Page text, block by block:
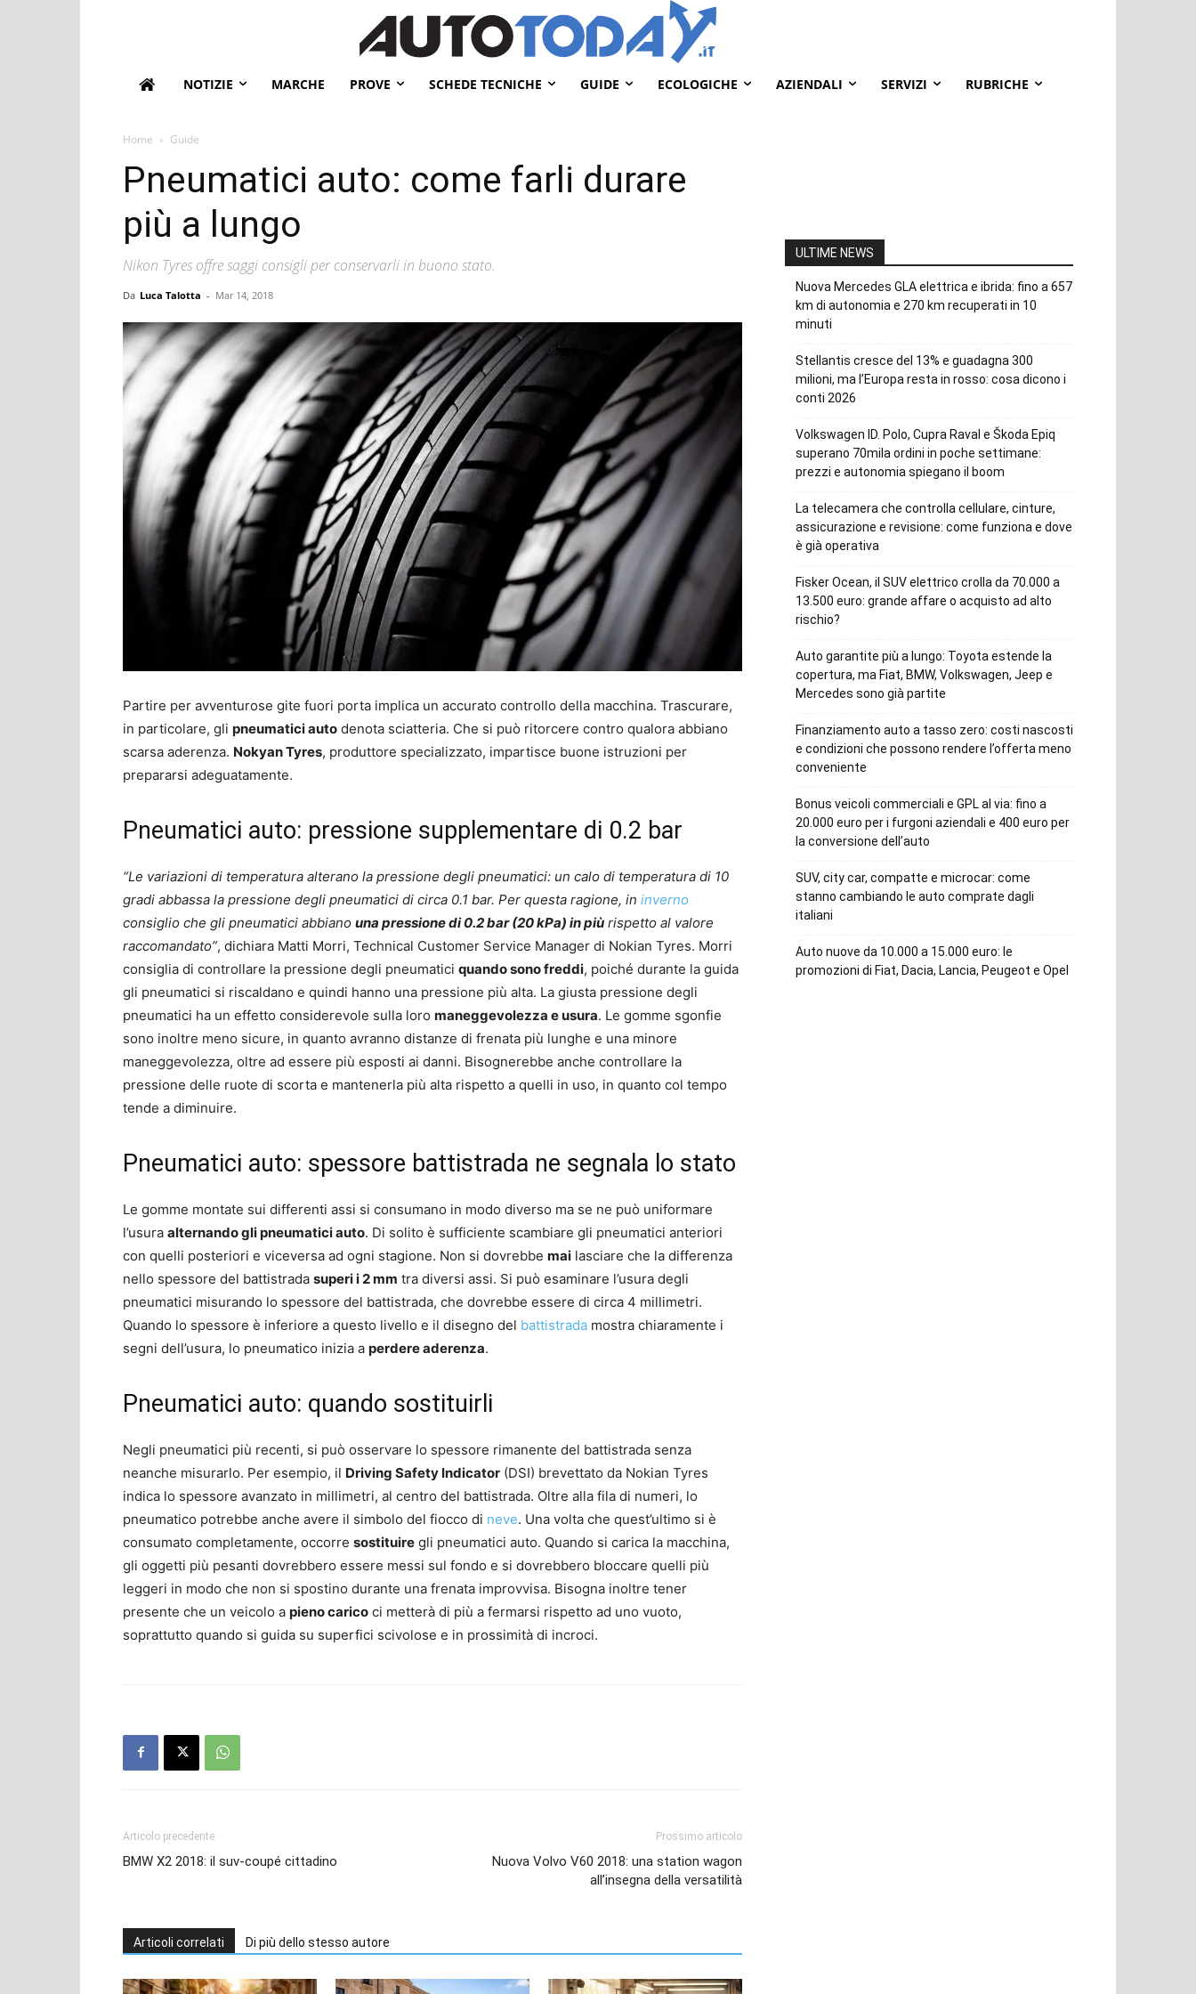
NOTIZIE MARCHE PROVE SCHEDE TECNICHE GUIDE ECOLOGICHE AZIENDALI SERVIZI RUBRICHE
Home Guide
Pneumatici auto: come farli durare
più a lungo
Nikon Tyres offre saggi consigli per conservarli in buono stato.
Da Luca Talotta - Mar 14, 2018
Partire per avventurose gite fuori porta implica un accurato controllo della macchina. Trascurare,
in particolare, gli pneumatici auto denota sciatteria. Che si può ritorcere contro qualora abbiano
scarsa aderenza. Nokyan Tyres, produttore specializzato, impartisce buone istruzioni per
prepararsi adeguatamente.
Pneumatici auto: pressione supplementare di 0.2 bar
“Le variazioni di temperatura alterano la pressione degli pneumatici: un calo di temperatura di 10
gradi abbassa la pressione degli pneumatici di circa 0.1 bar. Per questa ragione, in inverno
consiglio che gli pneumatici abbiano una pressione di 0.2 bar (20 kPa) in più rispetto al valore
raccomandato”, dichiara Matti Morri, Technical Customer Service Manager di Nokian Tyres. Morri
consiglia di controllare la pressione degli pneumatici quando sono freddi, poiché durante la guida
gli pneumatici si riscaldano e quindi hanno una pressione più alta. La giusta pressione degli
pneumatici ha un effetto considerevole sulla loro maneggevolezza e usura. Le gomme sgonfie
sono inoltre meno sicure, in quanto avranno distanze di frenata più lunghe e una minore
maneggevolezza, oltre ad essere più esposti ai danni. Bisognerebbe anche controllare la
pressione delle ruote di scorta e mantenerla più alta rispetto a quelli in uso, in quanto col tempo
tende a diminuire.
Pneumatici auto: spessore battistrada ne segnala lo stato
Le gomme montate sui differenti assi si consumano in modo diverso ma se ne può uniformare
l’usura alternando gli pneumatici auto. Di solito è sufficiente scambiare gli pneumatici anteriori
con quelli posteriori e viceversa ad ogni stagione. Non si dovrebbe mai lasciare che la differenza
nello spessore del battistrada superi i 2 mm tra diversi assi. Si può esaminare l’usura degli
pneumatici misurando lo spessore del battistrada, che dovrebbe essere di circa 4 millimetri.
Quando lo spessore è inferiore a questo livello e il disegno del battistrada mostra chiaramente i
segni dell’usura, lo pneumatico inizia a perdere aderenza.
Pneumatici auto: quando sostituirli
Negli pneumatici più recenti, si può osservare lo spessore rimanente del battistrada senza
neanche misurarlo. Per esempio, il Driving Safety Indicator (DSI) brevettato da Nokian Tyres
indica lo spessore avanzato in millimetri, al centro del battistrada. Oltre alla fila di numeri, lo
pneumatico potrebbe anche avere il simbolo del fiocco di neve. Una volta che quest’ultimo si è
consumato completamente, occorre sostituire gli pneumatici auto. Quando si carica la macchina,
gli oggetti più pesanti dovrebbero essere messi sul fondo e si dovrebbero bloccare quelli più
leggeri in modo che non si spostino durante una frenata improvvisa. Bisogna inoltre tener
presente che un veicolo a pieno carico ci metterà di più a fermarsi rispetto ad uno vuoto,
soprattutto quando si guida su superfici scivolose e in prossimità di incroci.
Articolo precedente
BMW X2 2018: il suv-coupé cittadino
Prossimo articolo
Nuova Volvo V60 2018: una station wagon
all’insegna della versatilità
Articoli correlati Di più dello stesso autore
ULTIME NEWS
Nuova Mercedes GLA elettrica e ibrida: fino a 657
km di autonomia e 270 km recuperati in 10
minuti
Stellantis cresce del 13% e guadagna 300
milioni, ma l’Europa resta in rosso: cosa dicono i
conti 2026
Volkswagen ID. Polo, Cupra Raval e Škoda Epiq
superano 70mila ordini in poche settimane:
prezzi e autonomia spiegano il boom
La telecamera che controlla cellulare, cinture,
assicurazione e revisione: come funziona e dove
è già operativa
Fisker Ocean, il SUV elettrico crolla da 70.000 a
13.500 euro: grande affare o acquisto ad alto
rischio?
Auto garantite più a lungo: Toyota estende la
copertura, ma Fiat, BMW, Volkswagen, Jeep e
Mercedes sono già partite
Finanziamento auto a tasso zero: costi nascosti
e condizioni che possono rendere l’offerta meno
conveniente
Bonus veicoli commerciali e GPL al via: fino a
20.000 euro per i furgoni aziendali e 400 euro per
la conversione dell’auto
SUV, city car, compatte e microcar: come
stanno cambiando le auto comprate dagli
italiani
Auto nuove da 10.000 a 15.000 euro: le
promozioni di Fiat, Dacia, Lancia, Peugeot e Opel